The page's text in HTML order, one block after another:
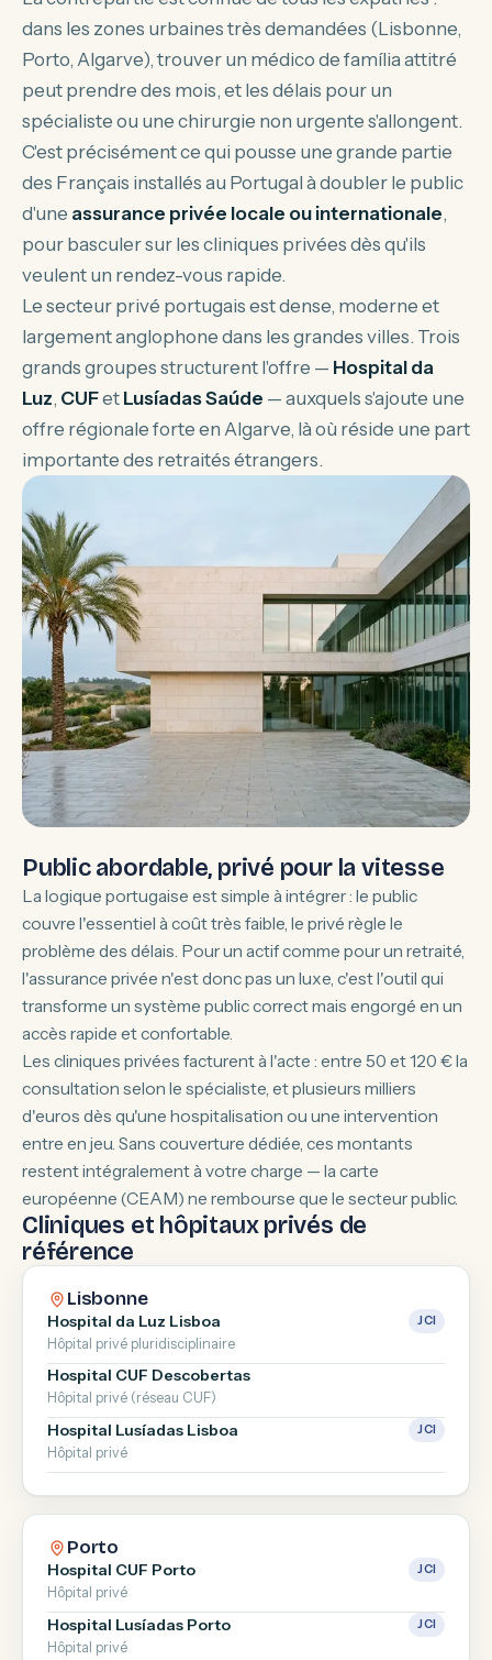
dans les zones urbaines très demandées (Lisbonne,
Porto, Algarve), trouver un médico de famíliaattitré
peut prendre des mois, et les délais pour un
spécialiste ou une chirurgie non urgente s'allongent.
C'est précisément ce qui pousse une grande partie
des Français installés au Portugal à doubler le public
d'une assurance privée locale ou internationale,
pour basculer sur les cliniques privées dès qu'ils
veulent un rendez-vous rapide.
Le secteur privé portugais est dense, moderne et
largement anglophone dans les grandes villes. Trois
grands groupes structurent l'offre — Hospital da
Luz, CUFet Lusíadas Saúde — auxquels s'ajoute une
offre régionale forte en Algarve, là où réside une part
importante des retraités étrangers.
Public abordable, privé pour la vitesse
La logique portugaise est simple à intégrer : le public
couvre l'essentiel à coût très faible, le privé règle le
problème des délais. Pour un actif comme pour un retraité,
l'assurance privée n'est donc pas un luxe, c'est l'outil qui
transforme un système public correct mais engorgé en un
accès rapide et confortable.
Les cliniques privées facturent à l'acte : entre 50 et 120 € la
consultation selon le spécialiste, et plusieurs milliers
d'euros dès qu'une hospitalisation ou une intervention
entre en jeu. Sans couverture dédiée, ces montants
restent intégralement à votre charge — la carte
européenne (CEAM) ne rembourse que le secteur public.
Cliniques et hôpitaux privés de
référence
Lisbonne
Hospital da Luz Lisboa JCI
Hôpital privé pluridisciplinaire
Hospital CUF Descobertas
Hôpital privé (réseau CUF)
Hospital Lusíadas Lisboa JCI
Hôpital privé
Porto
Hospital CUF Porto JCI
Hôpital privé
Hospital Lusíadas Porto JCI
Hôpital privé